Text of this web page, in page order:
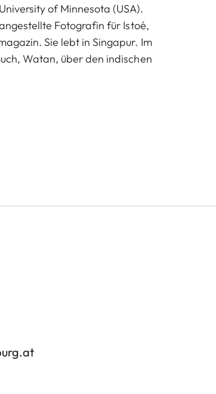
of Minnesota (USA).
Fotografin für Istoé,
Sie lebt in Singapur. Im
Watan, über den indischen